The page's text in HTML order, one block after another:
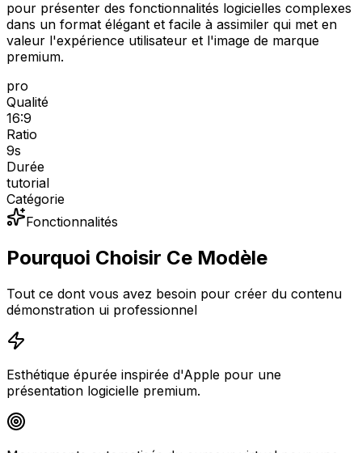
pour présenter des fonctionnalités logicielles complexes
dans un format élégant et facile à assimiler qui met en
valeur l'expérience utilisateur et l'image de marque
premium.
pro
Qualité
16:9
Ratio
9s
Durée
tutorial
Catégorie
Fonctionnalités
Pourquoi Choisir Ce Modèle
Tout ce dont vous avez besoin pour créer du contenu
démonstration ui professionnel
Esthétique épurée inspirée d'Apple pour une
présentation logicielle premium.